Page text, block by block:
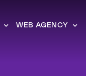
WEB AGENCY